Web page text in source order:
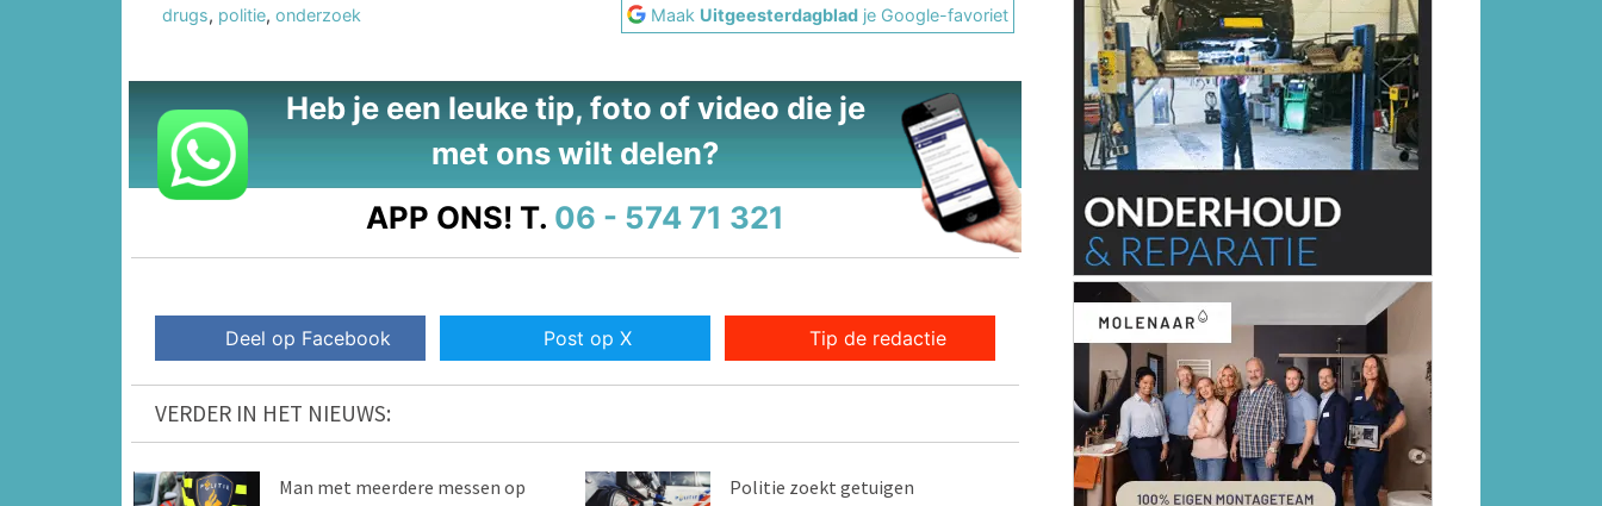
drugs, politie, onderzoek Maak Uitgeesterdagblad je Google-favoriet
Heb je een leuke tip, foto of video die je
met ons wilt delen?
APP ONS! T. 06 - 574 71 321
Deel op Facebook Post op X Tip de redactie
VERDER IN HET NIEUWS:
Man met meerdere messen op
Politie zoekt getuigen